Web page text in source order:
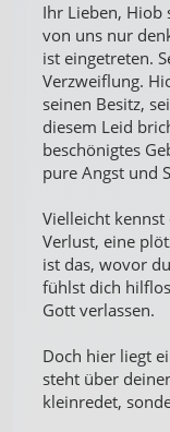
Ihr Lieben, Hiob
von uns nur
ist eingetreten.
Verzweiflung.
seinen Besitz,
diesem Leid
beschönigtes
pure Angst und
Vielleicht kennst
Verlust, eine
ist das, wovor
fühlst dich
Gott verlassen.
Doch hier liegt
steht über
kleinredet,